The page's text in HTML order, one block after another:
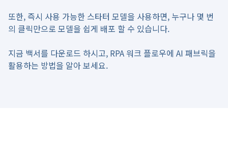
또한, 즉시 사용 가능한 스타터 모델을 사용하면, 누구나 몇 번
의 클릭만으로 모델을 쉽게 배포 할 수 있습니다.
지금 백서를 다운로드 하시고, RPA 워크 플로우에 AI 패브릭을
활용하는 방법을 알아 보세요.